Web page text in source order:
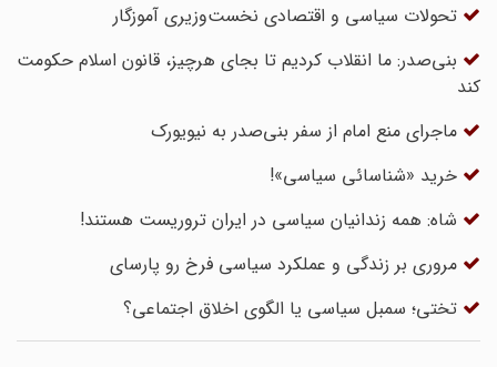
تحولات سیاسی و اقتصادی نخست‌وزیری آموزگار
بنی‌صدر: ما انقلاب کردیم تا بجای هرچیز، قانون اسلام حکومت
کند
ماجرای منع امام از سفر بنی‌صدر به نیویورک
خرید «شناسائی سیاسی»!
شاه: همه زندانیان سیاسی در ایران تروریست هستند!
مروری بر زندگی و عملکرد سیاسی فرخ رو پارسای
تختی؛ سمبل سیاسی یا الگوی اخلاق اجتماعی؟